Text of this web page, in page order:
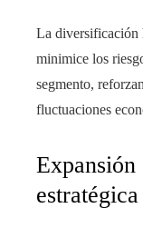
La diversificación
minimice los
segmento,
fluctuaciones
estratégica